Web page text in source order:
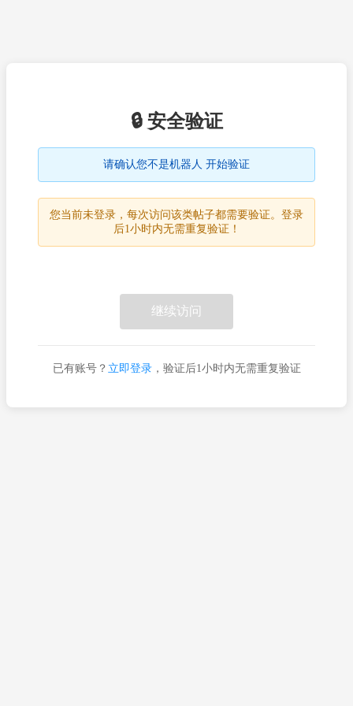
🔒 安全验证
请确认您不是机器人 开始验证
您当前未登录，每次访问该类帖子都需要验证。登录
后1小时内无需重复验证！
继续访问
已有账号？ 立即登录，验证后1小时内无需重复验证